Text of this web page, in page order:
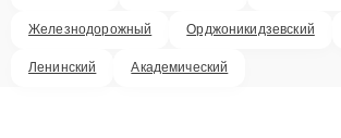
Железнодорожный Орджоникидзевский
Ленинский Академический